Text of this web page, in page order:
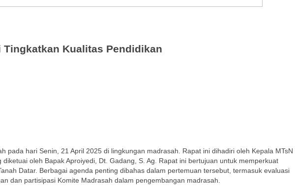
Tingkatkan Kualitas Pendidikan
hari Senin, 21 April 2025 di lingkungan madrasah. Rapat ini dihadiri oleh Kepala MTsN
oleh Bapak Aproiyedi, Dt. Gadang, S. Ag. Rapat ini bertujuan untuk memperkuat
Datar. Berbagai agenda penting dibahas dalam pertemuan tersebut, termasuk evaluasi
dan partisipasi Komite Madrasah dalam pengembangan madrasah.